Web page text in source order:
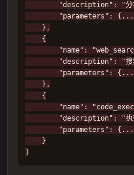
"description": "分
"parameters":
    },
    {
"name":
"description": "搜
"parameters":
    },
    {
"name":
"description": "执
"parameters":
    }